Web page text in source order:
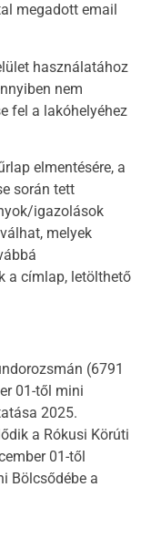
megadott email
használatához
nem
fel a lakóhelyéhez
elmentésére, a
során tett
igazolások
melyek
a címlap, letölthető
(6791
01-től mini
2025.
a Rókusi Körúti
01-től
Bölcsődébe a